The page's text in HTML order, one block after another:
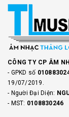
CÔNG TY CP ÂM
- GPKD số
19/07/2019.
- Người Đại Diện:
- MST: 0108830246